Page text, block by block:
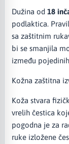
Dužina od 18
podlaktica.
sa zaštitnim
bi se smanjila
između
Kožna zaštitna
Koža stvara
vrelih čestica
pogodna je za
ruke izložene